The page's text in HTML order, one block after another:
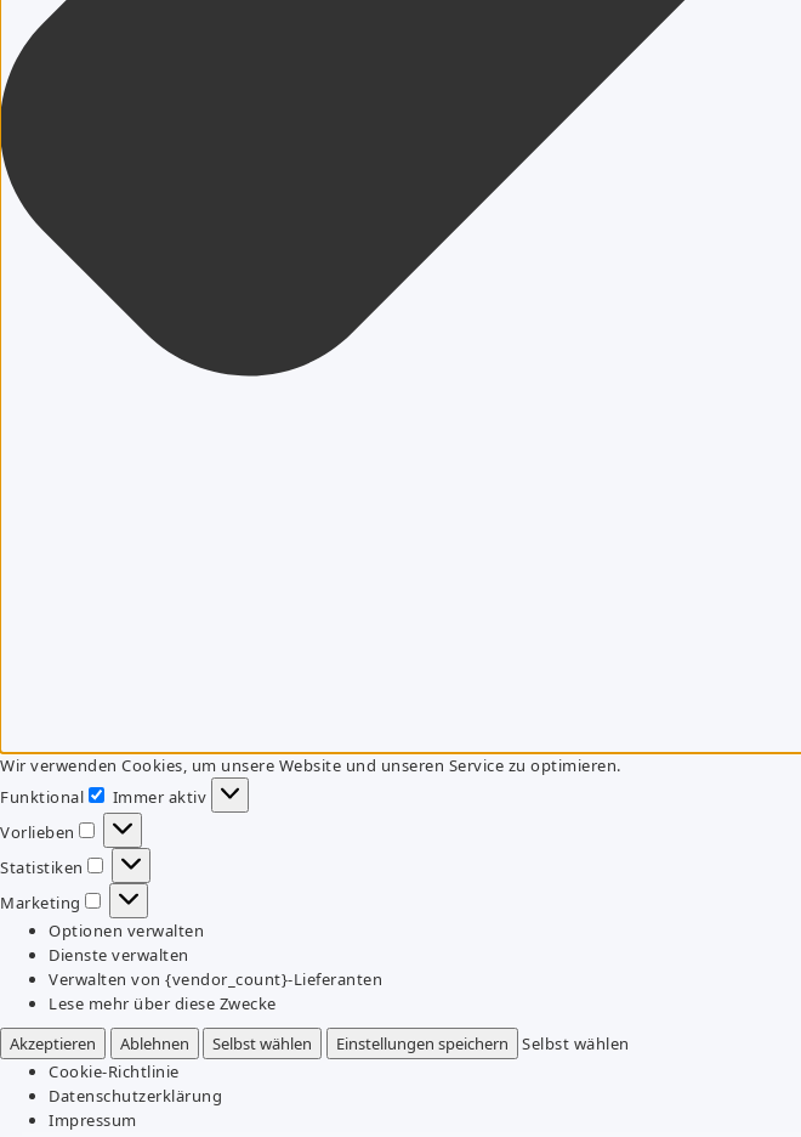
Wir verwenden Cookies, um unsere Website und unseren Service zu optimieren.
Funktional
Funktional
Immer aktiv
Vorlieben
Vorlieben
Statistiken
Statistiken
Marketing
Marketing
Optionen verwalten
Dienste verwalten
Verwalten von {vendor_count}-Lieferanten
Lese mehr über diese Zwecke
Akzeptieren
Ablehnen Selbst wählen Einstellungen speichern
Selbst wählen
Cookie-Richtlinie
Datenschutzerklärung
Impressum